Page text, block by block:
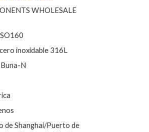
WHOLESALE
inoxidable 316L
N
de Shanghai/Puerto de